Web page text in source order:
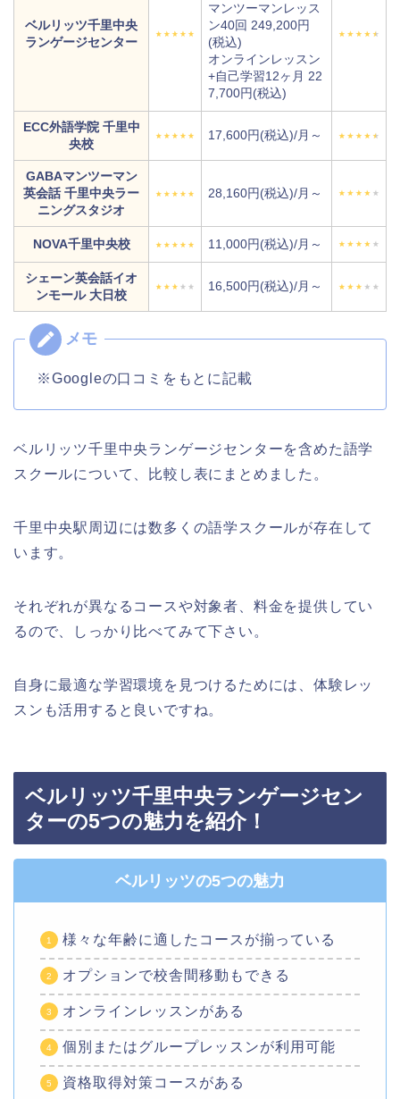
ベルリッツ千里中央
ランゲージセンター
マンツーマンレッス
ン40回 249,200円
(税込)
オンラインレッスン
+自己学習12ヶ月 22
7,700円(税込)
ECC外語学院 千里中
央校
17,600円(税込)/月～
GABAマンツーマン
英会話 千里中央ラー
ニングスタジオ
28,160円(税込)/月～
NOVA千里中央校 11,000円(税込)/月～
シェーン英会話イオ
ンモール 大日校
16,500円(税込)/月～
※Googleの口コミをもとに記載
ベルリッツ千里中央ランゲージセンターを含めた語学
スクールについて、比較し表にまとめました。
千里中央駅周辺には数多くの語学スクールが存在して
います。
それぞれが異なるコースや対象者、料金を提供してい
るので、しっかり比べてみて下さい。
自身に最適な学習環境を見つけるためには、体験レッ
スンも活用すると良いですね。
ベルリッツ千里中央ランゲージセン
ターの5つの魅力を紹介！
ベルリッツの5つの魅力
様々な年齢に適したコースが揃っている
オプションで校舎間移動もできる
オンラインレッスンがある
個別またはグループレッスンが利用可能
資格取得対策コースがある